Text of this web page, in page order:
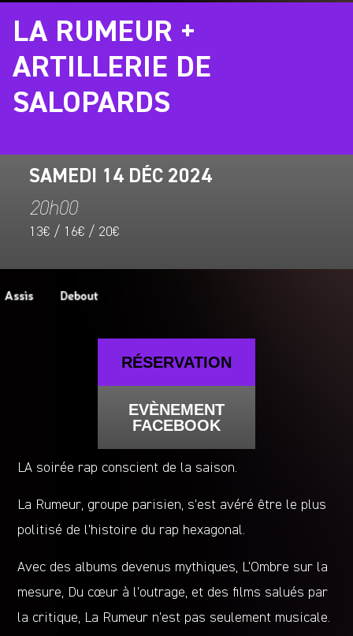
LA RUMEUR +
ARTILLERIE DE
SALOPARDS
SAMEDI 14 DÉC 2024
20h00
13€ / 16€ / 20€
RÉSERVATION
EVÈNEMENT
FACEBOOK
LA soirée rap conscient de la saison.
La Rumeur, groupe parisien, s’est avéré être le plus
politisé de l’histoire du rap hexagonal.
Avec des albums devenus mythiques, L’Ombre sur la
mesure, Du cœur à l’outrage, et des films salués par
la critique, La Rumeur n’est pas seulement musicale.